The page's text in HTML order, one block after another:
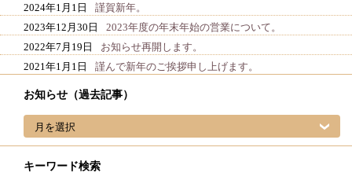
2024年1月1日
謹賀新年。
2023年12月30日
2023年度の年末年始の営業について。
2022年7月19日
お知らせ再開します。
2021年1月1日
謹んで新年のご挨拶申し上げます。
お知らせ（過去記事）
お知らせ（過去記事）
キーワード検索